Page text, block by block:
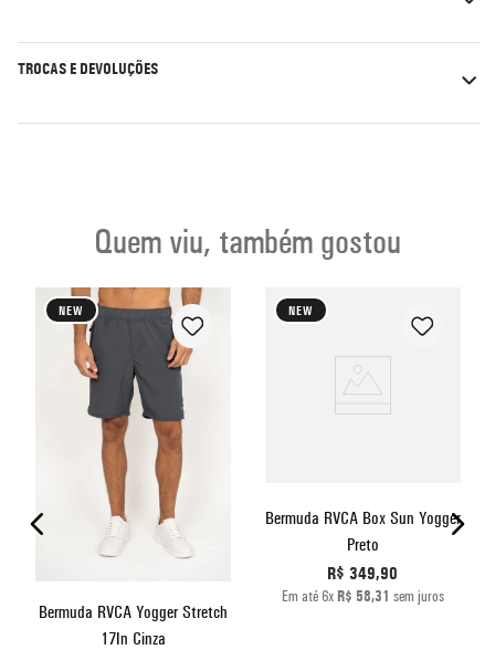
TROCAS E DEVOLUÇÕES
Quem viu, também gostou
NEW
Bermuda RVCA Yogger Stretch
17In Cinza
NEW
Bermuda RVCA Box Sun Yogger
Preto
R$ 349,90
Em até 6x R$ 58,31 sem juros